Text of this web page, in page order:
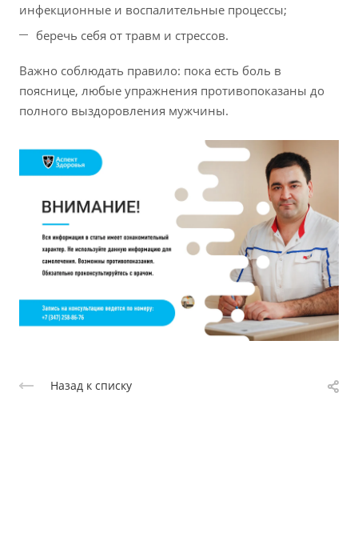
инфекционные и воспалительные процессы;
беречь себя от травм и стрессов.
Важно соблюдать правило: пока есть боль в
пояснице, любые упражнения противопоказаны до
полного выздоровления мужчины.
Назад к списку